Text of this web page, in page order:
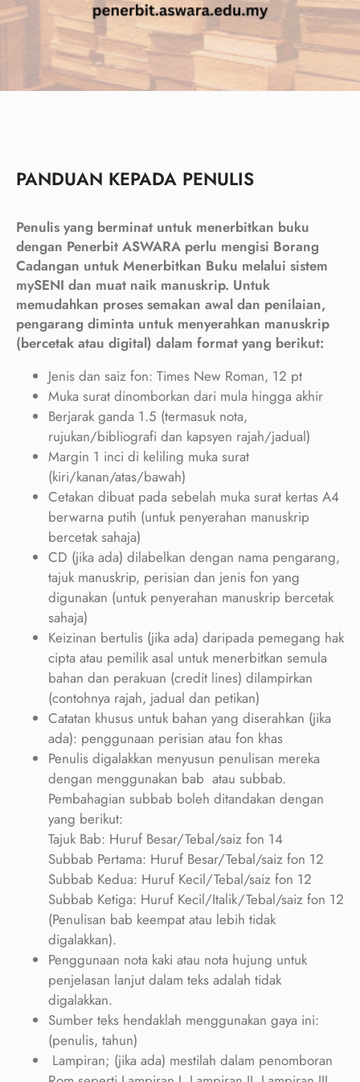
PANDUAN KEPADA PENULIS
Penulis yang berminat untuk menerbitkan buku
dengan Penerbit ASWARA perlu mengisi Borang
Cadangan untuk Menerbitkan Buku melalui sistem
mySENI dan muat naik manuskrip. Untuk
memudahkan proses semakan awal dan penilaian,
pengarang diminta untuk menyerahkan manuskrip
(bercetak atau digital) dalam format yang berikut:
Jenis dan saiz fon: Times New Roman, 12 pt
Muka surat dinomborkan dari mula hingga akhir
Berjarak ganda 1.5 (termasuk nota,
rujukan/bibliografi dan kapsyen rajah/jadual)
Margin 1 inci di keliling muka surat
(kiri/kanan/atas/bawah)
Cetakan dibuat pada sebelah muka surat kertas A4
berwarna putih (untuk penyerahan manuskrip
bercetak sahaja)
CD (jika ada) dilabelkan dengan nama pengarang,
tajuk manuskrip, perisian dan jenis fon yang
digunakan (untuk penyerahan manuskrip bercetak
sahaja)
Keizinan bertulis (jika ada) daripada pemegang hak
cipta atau pemilik asal untuk menerbitkan semula
bahan dan perakuan (credit lines) dilampirkan
(contohnya rajah, jadual dan petikan)
Catatan khusus untuk bahan yang diserahkan (jika
ada): penggunaan perisian atau fon khas
Penulis digalakkan menyusun penulisan mereka
dengan menggunakan bab atau subbab.
Pembahagian subbab boleh ditandakan dengan
yang berikut:
Tajuk Bab: Huruf Besar/Tebal/saiz fon 14
Subbab Pertama: Huruf Besar/Tebal/saiz fon 12
Subbab Kedua: Huruf Kecil/Tebal/saiz fon 12
Subbab Ketiga: Huruf Kecil/Italik/Tebal/saiz fon 12
(Penulisan bab keempat atau lebih tidak
digalakkan).
Penggunaan nota kaki atau nota hujung untuk
penjelasan lanjut dalam teks adalah tidak
digalakkan.
Sumber teks hendaklah menggunakan gaya ini:
(penulis, tahun)
Lampiran; (jika ada) mestilah dalam penomboran